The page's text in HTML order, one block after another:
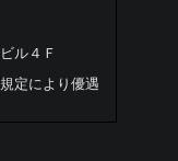
ル４Ｆ
定により優遇